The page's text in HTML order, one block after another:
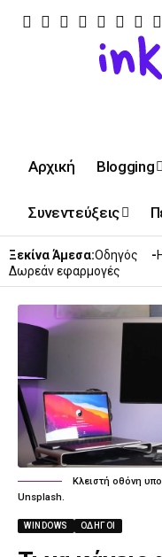
Αρχική Blogging
Συνεντεύξεις
Ξεκίνα Άμεσα:Οδηγός
Δωρεάν εφαρμογές
Κλειστή οθόνη
Unsplash.
WINDOWS ΟΔΗΓΟΊ